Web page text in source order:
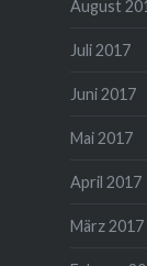
August
Juli 2017
Juni 2017
Mai 2017
April 2017
März 2017